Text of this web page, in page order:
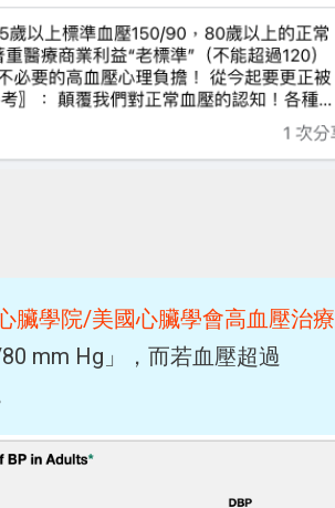
臟學院/美國心臟學會高血壓治療
mm Hg」，而若血壓超過